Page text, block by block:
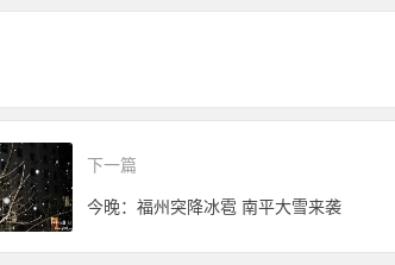
下一篇
今晚：福州突降冰雹 南平大雪来袭